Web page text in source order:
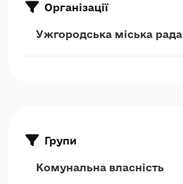
Організації
Ужгородська міська рада
Групи
Комунальна власність